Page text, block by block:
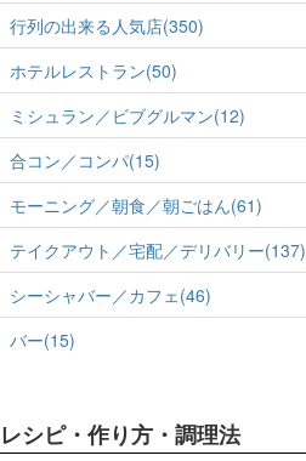
行列の出来る人気店(350)
ホテルレストラン(50)
ミシュラン／ビブグルマン(12)
合コン／コンパ(15)
モーニング／朝食／朝ごはん(61)
テイクアウト／宅配／デリバリー(137)
シーシャバー／カフェ(46)
バー(15)
レシピ・作り方・調理法